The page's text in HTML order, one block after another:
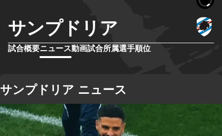
サンプドリア
試合概要ニュース動画試合所属選手順位
サンプドリア ニュース